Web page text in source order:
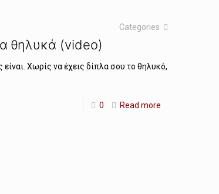
Categories
θηλυκά (video)
Χωρίς να έχεις δίπλα σου το θηλυκό,
0 Read more